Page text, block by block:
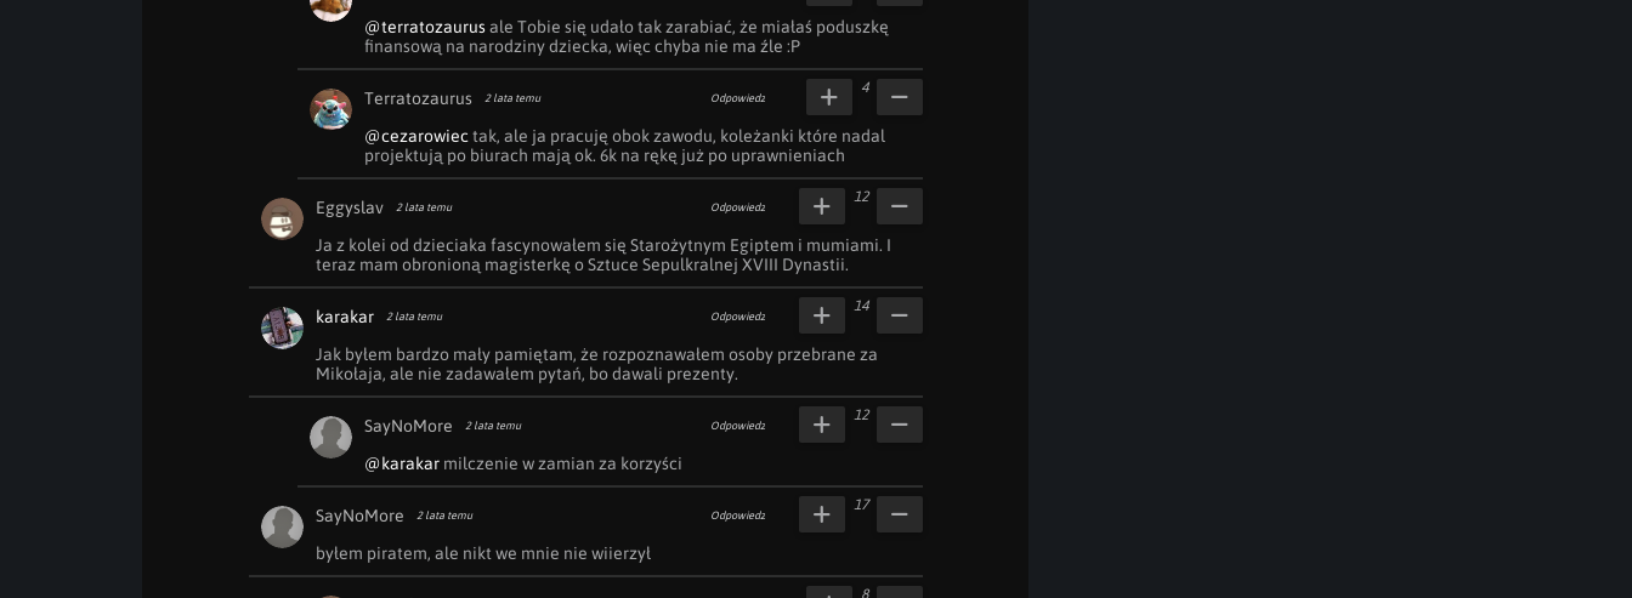
@terratozaurus ale Tobie się udało tak zarabiać, że miałaś poduszkę
finansową na narodziny dziecka, więc chyba nie ma źle :P
Terratozaurus 2 lata temu Odpowiedz
@cezarowiec tak, ale ja pracuję obok zawodu, koleżanki które nadal
projektują po biurach mają ok. 6k na rękę już po uprawnieniach
4
Eggyslav 2 lata temu Odpowiedz
Ja z kolei od dzieciaka fascynowałem się Starożytnym Egiptem i mumiami. I
teraz mam obronioną magisterkę o Sztuce Sepulkralnej XVIII Dynastii.
12
karakar 2 lata temu Odpowiedz
Jak byłem bardzo mały pamiętam, że rozpoznawałem osoby przebrane za
Mikołaja, ale nie zadawałem pytań, bo dawali prezenty.
14
SayNoMore 2 lata temu Odpowiedz
@karakar milczenie w zamian za korzyści
12
SayNoMore 2 lata temu Odpowiedz
byłem piratem, ale nikt we mnie nie wiierzył
17
8